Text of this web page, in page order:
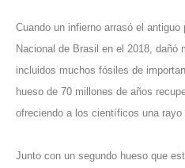
Cuando un infierno arrasó el
Nacional de Brasil en el 2018,
incluidos muchos fósiles de
hueso de 70 millones de años
ofreciendo a los científicos una rayo
Junto con un segundo hueso que